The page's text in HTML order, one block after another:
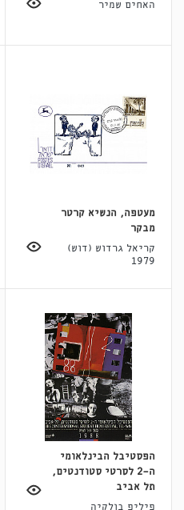
האחים שמיר
מעטפה, הנשיא קרטר
מבקר
קריאל גרדוש (דוש)
1979
הפסטיבל הבינלאומי
ה-2 לסרטי סטודנטים,
תל אביב
פיליפ בולקיה